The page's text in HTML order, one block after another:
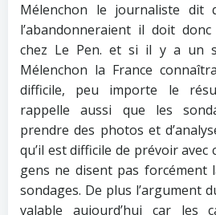
Mélenchon le journaliste dit
l’abandonneraient il doit
chez Le Pen. et si il y a un
Mélenchon la France
difficile, peu importe le
rappelle aussi que les
prendre des photos et
qu’il est difficile de prévoir avec
gens ne disent pas forcément
sondages. De plus l’argument
valable aujourd’hui car les